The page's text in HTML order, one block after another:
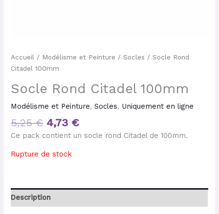
Accueil / Modélisme et Peinture /Socles / Socle Rond
Citadel 100mm
Socle Rond Citadel 100mm
Modélisme et Peinture,Socles, Uniquement en ligne
5,25€ 4,73 €
Ce pack contient un socle rond Citadel de 100mm.
Rupture de stock
Description